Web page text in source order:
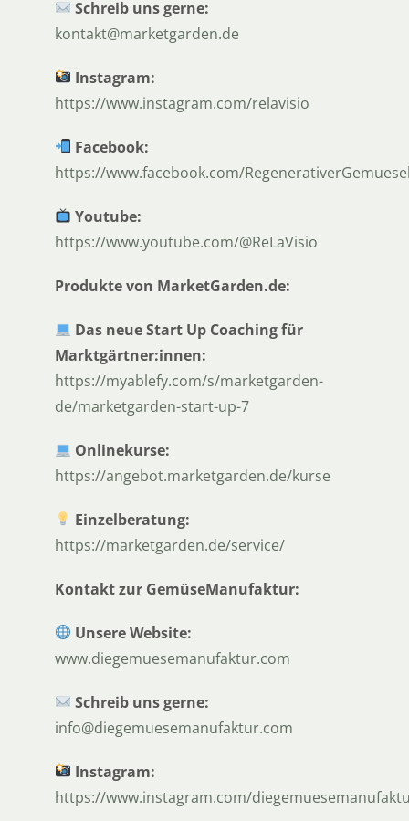
Schreib uns gerne:
kontakt@marketgarden.de
Instagram:
https://www.instagram.com/relavisio
Facebook:
https://www.facebook.com/
Youtube:
https://www.youtube.com/@ReLaVisio
Produkte von MarketGarden.de:
Das neue Start Up Coaching für
Marktgärtner:innen:
https://myablefy.com/s/marketgarden-
de/marketgarden-start-up-7
Onlinekurse:
https://angebot.marketgarden.de/kurse
Einzelberatung:
https://marketgarden.de/service/
Kontakt zur GemüseManufaktur:
Unsere Website:
www.diegemuesemanufaktur.com
Schreib uns gerne:
info@diegemuesemanufaktur.com
Instagram:
https://www.instagram.com/